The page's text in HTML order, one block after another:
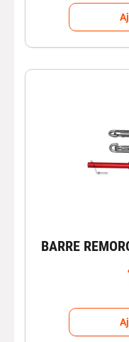
éviter des
aux pneus lors
Comment
remorquage ?
Pour sélectionner
tenez compte de
réduire la sécurité
Fixations robustes
compatibles avec
alliage solide pour
BARRE